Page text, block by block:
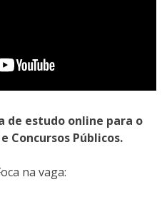
de estudo online para o
Concursos Públicos.
na vaga: